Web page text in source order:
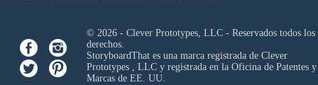
© 2026 - Clever Prototypes, LLC - Reservados todos los
derechos.
StoryboardThat es una marca registrada de Clever
Prototypes , LLCy registrada en la Oficina de Patentes y
Marcas de EE. UU.